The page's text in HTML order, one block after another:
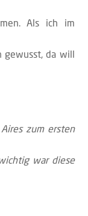
Als ich im
gewusst, da will
zum ersten
war diese